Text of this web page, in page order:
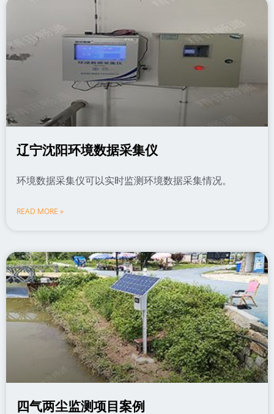
辽宁沈阳环境数据采集仪
环境数据采集仪可以实时监测环境数据采集情况。
READ MORE »
四气两尘监测项目案例